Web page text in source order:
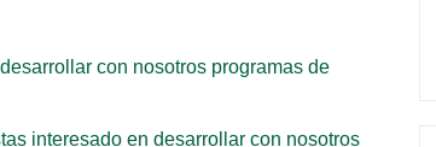
con nosotros programas de
interesado en desarrollar con nosotros